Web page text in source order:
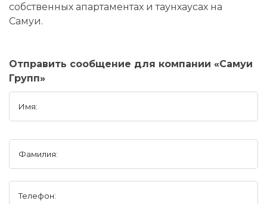
собственных апартаментах и таунхаусах на
Самуи.
Отправить сообщение для компании «Самуи
Групп»
Имя:
Фамилия:
Телефон: